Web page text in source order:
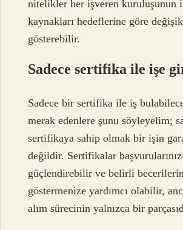
nitelikler her işveren kuruluşunun
kaynakları hedeflerine göre
gösterebilir.
Sadece sertifika ile işe
Sadece bir sertifika ile iş
merak edenlere şunu söyleyelim;
sertifikaya sahip olmak bir işin
değildir. Sertifikalar
güçlendirebilir ve belirli
göstermenize yardımcı olabilir,
alım sürecinin yalnızca bir